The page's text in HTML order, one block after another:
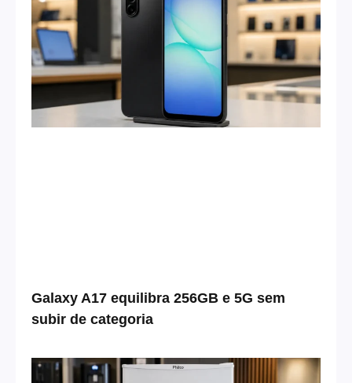
Galaxy A17 equilibra 256GB e 5G sem
subir de categoria